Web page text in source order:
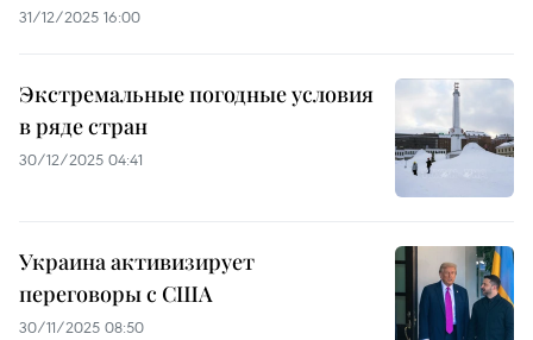
31/12/2025 16:00
Экстремальные погодные условия
в ряде стран
30/12/2025 04:41
Украина активизирует
переговоры с США
30/11/2025 08:50